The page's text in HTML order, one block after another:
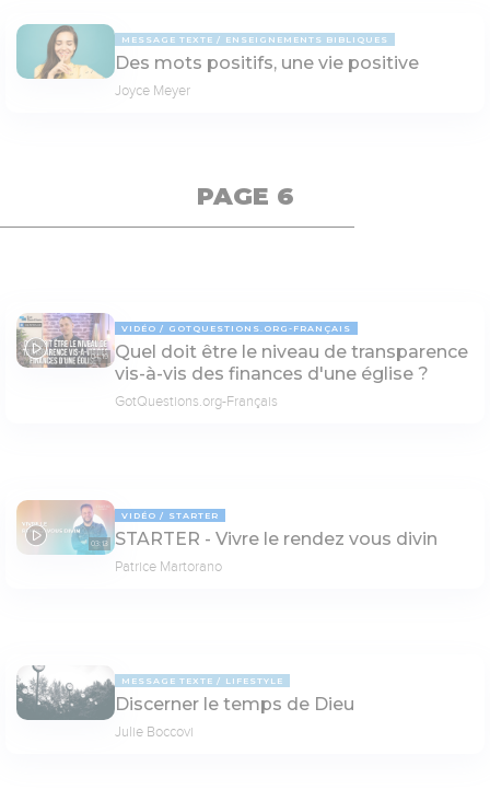
MESSAGE TEXTE ENSEIGNEMENTS BIBLIQUES
Des mots positifs, une vie positive
Joyce Meyer
PAGE 6
04:19
VIDÉO GOTQUESTIONS.ORG-FRANÇAIS
Quel doit être le niveau de transparence
vis-à-vis des finances d'une église ?
GotQuestions.org-Français
03:13
VIDÉO STARTER
STARTER - Vivre le rendez vous divin
Patrice Martorano
MESSAGE TEXTE LIFESTYLE
Discerner le temps de Dieu
Julie Boccovi